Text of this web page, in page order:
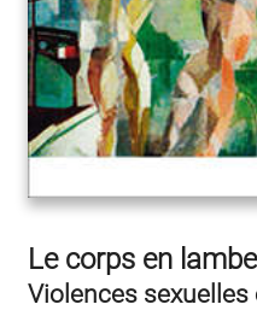
Le corps en
Violences